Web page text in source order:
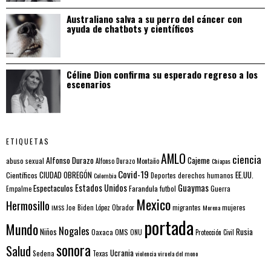
Australiano salva a su perro del cáncer con
ayuda de chatbots y científicos
Céline Dion confirma su esperado regreso a los
escenarios
ETIQUETAS
abuso sexual Alfonso DurazoAlfonso Durazo MontañoAMLO CajemeChiapas ciencia
Científicos CIUDAD OBREGÓNColombia Covid-19 Deportes derechos humanos EE.UU.
EmpalmeEspectaculos Estados UnidosFarandulafutbol GuaymasGuerra
Hermosillo IMSS Joe Biden López Obrador Mexicomigrantes Morenamujeres
MundoNiños Nogales Oaxaca OMS ONU portada Protección Civil Rusia
Salud Sedena sonora Texas Ucraniaviolenciaviruela del mono